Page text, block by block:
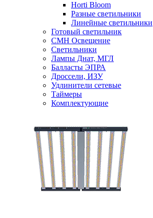
Horti Bloom
Разные светильники
Линейные светильники
Готовый светильник
CMH Освещение
Светильники
Лампы Днат, МГЛ
Балласты ЭПРА
Дроссели, ИЗУ
Удлинители сетевые
Таймеры
Комплектующие